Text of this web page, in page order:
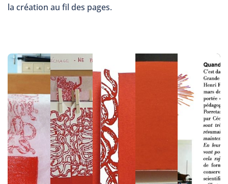
la création au fil des pages.